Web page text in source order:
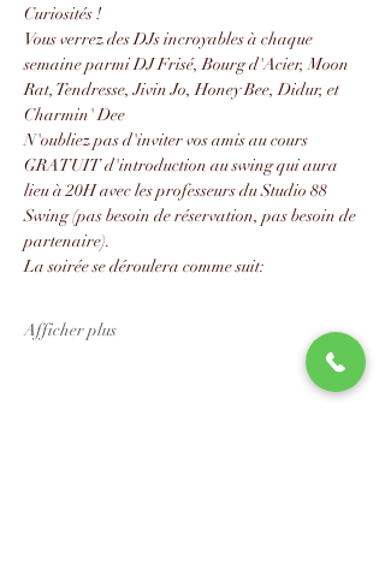
Curiosités !
Vous verrez des DJs incroyables à chaque
semaine parmi DJ Frisé, Bourg d'Acier, Moon
Rat, Tendresse, Jivin Jo, Honey Bee, Didur, et
Charmin' Dee
N'oubliez pas d'inviter vos amis au cours
GRATUIT d'introduction au swing qui aura
lieu à 20H avec les professeurs du Studio 88
Swing (pas besoin de réservation, pas besoin de
partenaire).
La soirée se déroulera comme suit:
Afficher plus